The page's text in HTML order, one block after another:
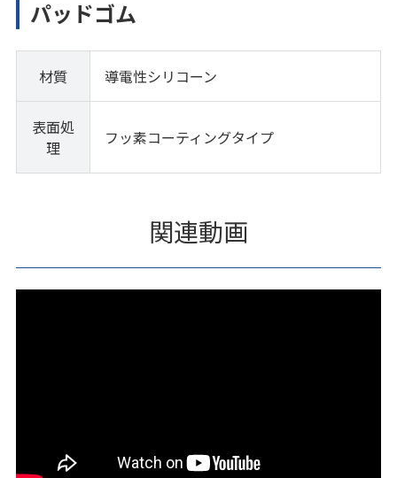
パッドゴム
材質 導電性シリコーン
表面処
理
フッ素コーティングタイプ
関連動画